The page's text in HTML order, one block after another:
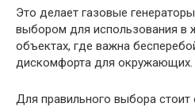
Это делает газовые
выбором для использования в
объектах, где важна
дискомфорта для окружающих.
Для правильного выбора стоит